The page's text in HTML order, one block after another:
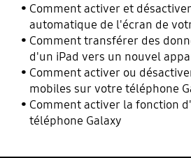
Comment activer et
automatique de l'écran de
Galaxy ?
Comment transférer des
d'un iPad vers un nouvel
Smart Switch ?
Comment activer ou
mobiles sur votre téléphone
Comment activer la fonction
téléphone Galaxy